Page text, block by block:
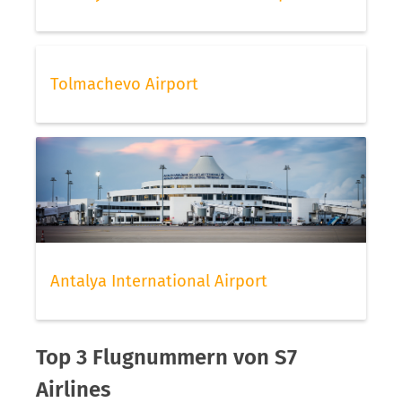
Tolmachevo Airport
Antalya International Airport
Top 3 Flugnummern von S7
Airlines